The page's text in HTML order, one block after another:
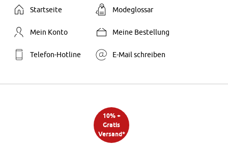
Startseite Modeglossar
Mein Konto Meine Bestellung
Telefon-Hotline E-Mail schreiben
10% +
Gratis
Versand*